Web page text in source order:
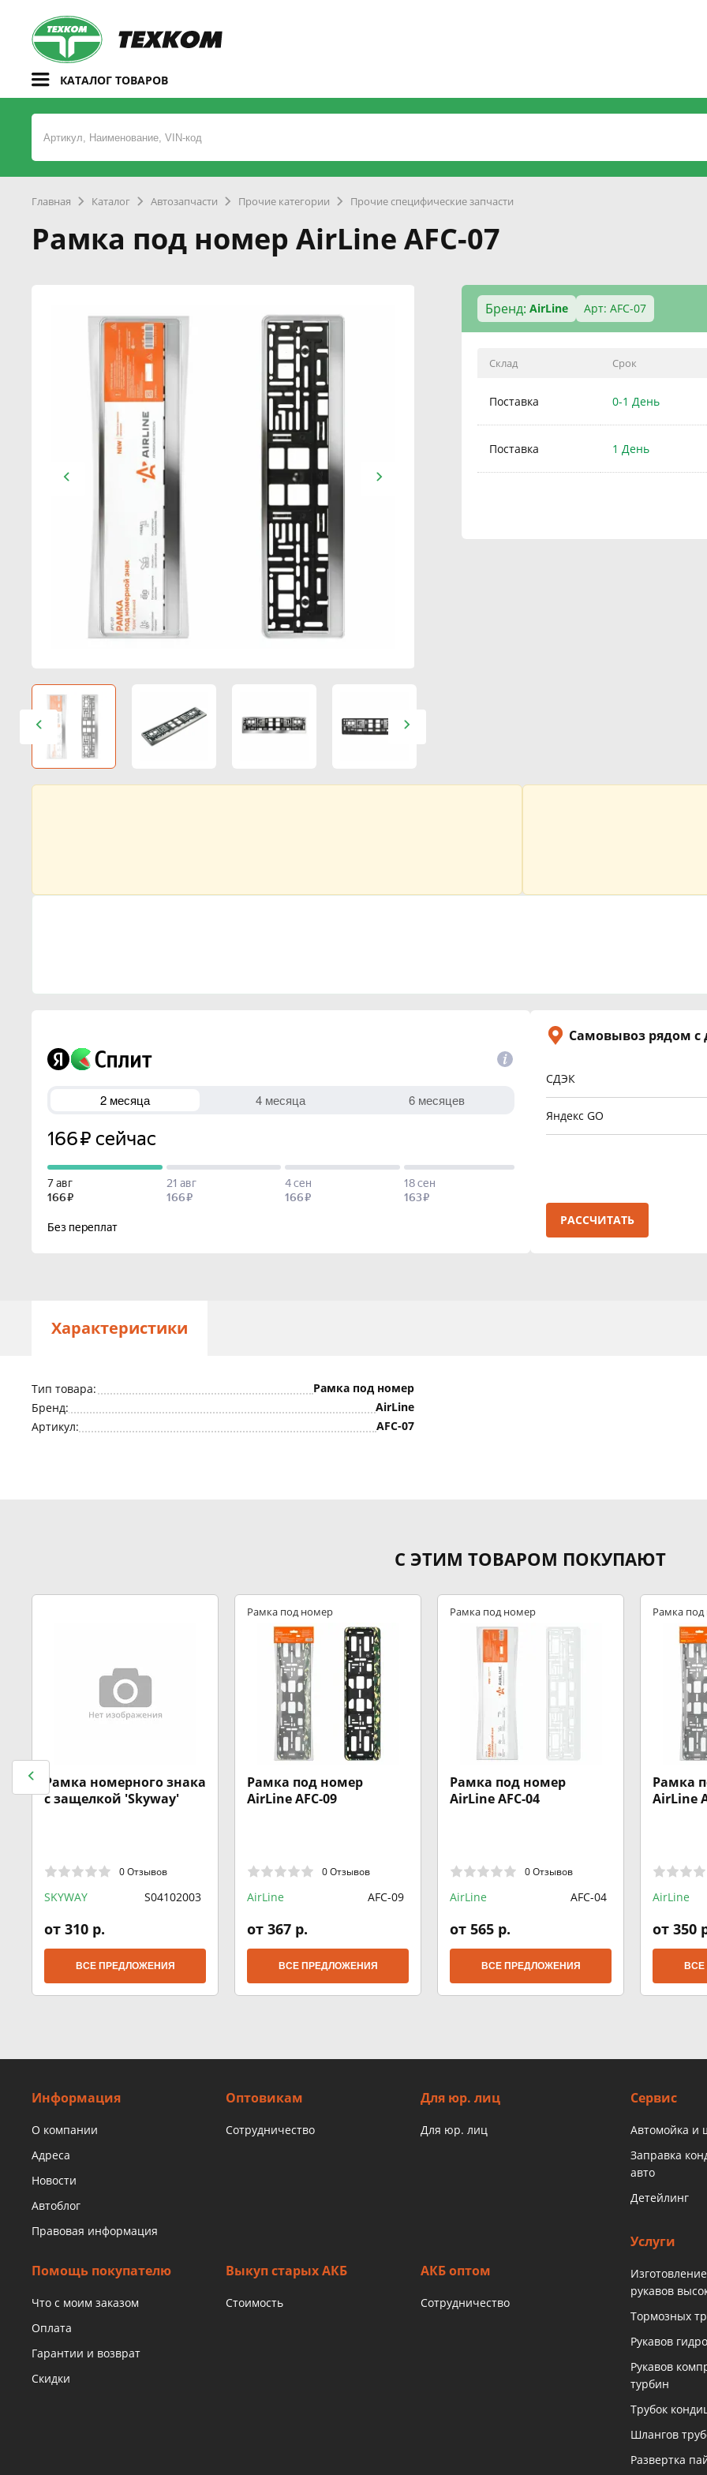
КАТАЛОГ ТОВАРОВ
Главная Каталог Автозапчасти Прочие категории Прочие специфические запчасти
Рамка под номер AirLine AFC-07
Бренд: AirLine Арт: AFC-07
Склад Срок
Поставка 0-1 День
Поставка 1 День
Самовывоз рядом
СДЭК
Яндекс GO
РАССЧИТАТЬ
Характеристики
Тип товара:
Рамка под номер
Бренд:
AirLine
Артикул:
AFC-07
С ЭТИМ ТОВАРОМ ПОКУПАЮТ
Рамка номерного знака
с защелкой 'Skyway'
0 Отзывов
SKYWAY S04102003
от 310 р.
ВСЕ ПРЕДЛОЖЕНИЯ
Рамка под номер
Рамка под номер
AirLine AFC-09
0 Отзывов
AirLine AFC-09
от 367 р.
ВСЕ ПРЕДЛОЖЕНИЯ
Рамка под номер
Рамка под номер
AirLine AFC-04
0 Отзывов
AirLine AFC-04
от 565 р.
ВСЕ ПРЕДЛОЖЕНИЯ
Рамка
Рамка
AirLine
AirLine
от 350
Информация
О компании
Адреса
Новости
Автоблог
Правовая информация
Оптовикам
Сотрудничество
Для юр. лиц
Для юр. лиц
Помощь покупателю
Что с моим заказом
Оплата
Гарантии и возврат
Скидки
Выкуп старых АКБ
Стоимость
АКБ оптом
Сотрудничество
Сервис
Автомойка и
Заправка
авто
Детейлинг
Услуги
рукавов
Тормозных
Рукавов
Рукавов
турбин
Трубок
Шлангов
Развертка